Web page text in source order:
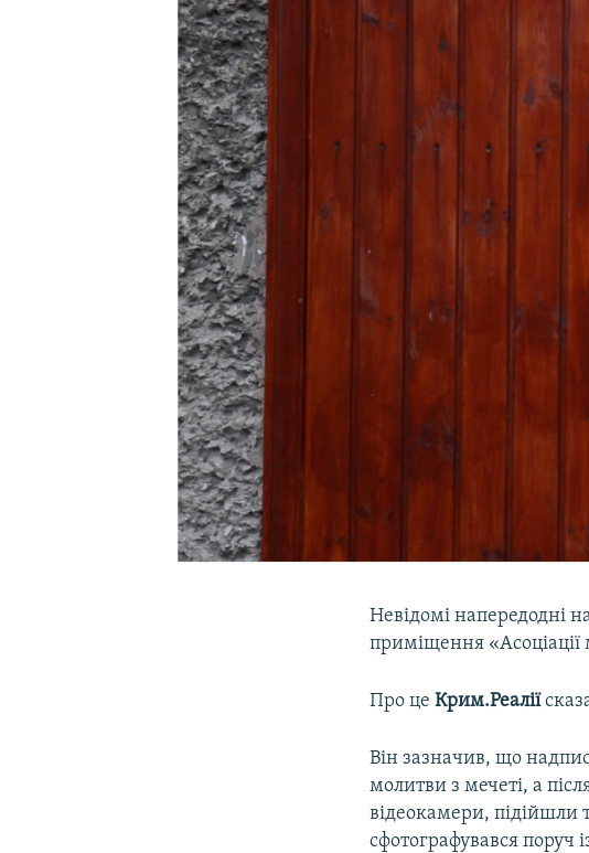
УКРАЇНСЬКА ПРОБЛЕМА КРИМУ
Невідомі напередодні
приміщення
Про цеКрим.Реалії
Він зазначив, що
молитви з мечеті, а
відеокамери, підійшли
сфотографувався поруч